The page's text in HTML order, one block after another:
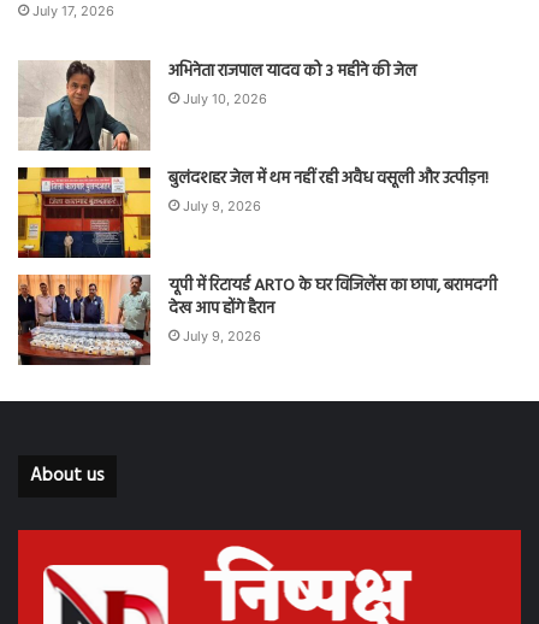
July 17, 2026
अभिनेता राजपाल यादव को 3 महीने की जेल
July 10, 2026
बुलंदशहर जेल में थम नहीं रही अवैध वसूली और उत्पीड़न!
July 9, 2026
यूपी में रिटायर्ड ARTO के घर विजिलेंस का छापा, बरामदगी
देख आप होंगे हैरान
July 9, 2026
About us